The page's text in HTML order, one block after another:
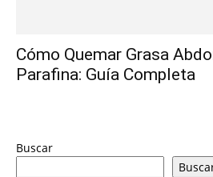
Cómo Quemar Grasa
Parafina: Guía Completa
Buscar